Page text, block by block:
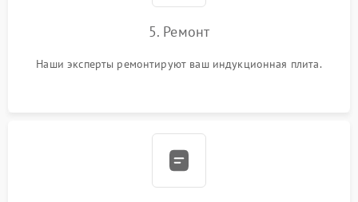
5. Ремонт
Наши эксперты ремонтируют ваш индукционная плита.